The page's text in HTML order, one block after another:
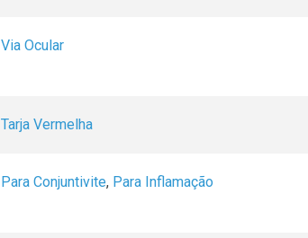
Via Ocular
Tarja Vermelha
Para Conjuntivite, Para Inflamação